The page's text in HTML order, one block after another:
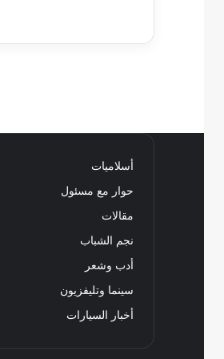
أسلاميات
حوار مع مسئول
مقالات
نجم الشباب
أدب وشعر
سينما وتليفزيون
أخبار السيارات